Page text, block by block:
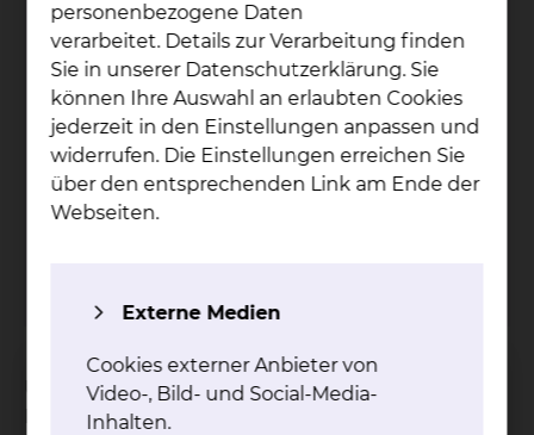
Grü­ne Da­men & Her­ren
Unsere ehrenamtlich tätigen Grünen Damen und
Herren stehen unseren Patientinnen und
personenbezogene Daten
verarbeitet. Details zur Verarbeitung finden
Sie in unserer Datenschutzerklärung. Sie
können Ihre Auswahl an erlaubten Cookies
jederzeit in den Einstellungen anpassen und
widerrufen. Die Einstellungen erreichen Sie
über den entsprechenden Link am Ende der
Webseiten.
Externe Medien
Cookies externer Anbieter von
Video-, Bild- und Social-Media-
Inhalten.